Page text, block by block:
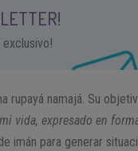
exclusivo!
rupayá namajá. Su
vida, expresado en
imán para generar